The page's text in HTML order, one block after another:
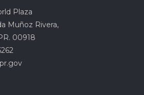
Plaza
Muñoz Rivera,
00918